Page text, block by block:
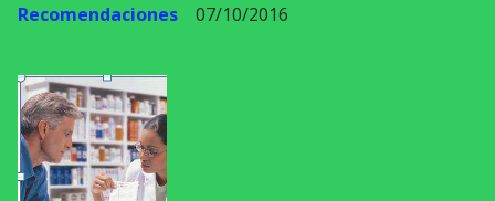
Recomendaciones
07/10/2016